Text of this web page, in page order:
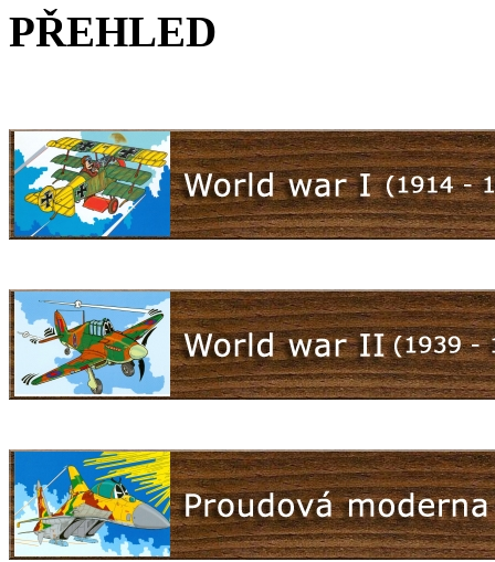
PŘEHLED